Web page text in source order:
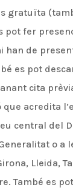
gratuïta
pot fer
han de
es pot
cita
acredita
central del
o a
Lleida,
També es